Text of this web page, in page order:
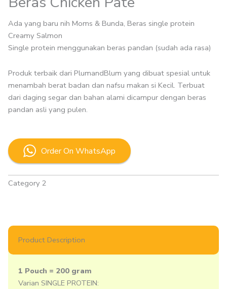
Ada yang baru nih Moms & Bunda, Beras single protein
Creamy Salmon
Single protein menggunakan beras pandan (sudah ada rasa)
Produk terbaik dari PlumandBlum yang dibuat spesial untuk
menambah berat badan dan nafsu makan si Kecil. Terbuat
dari daging segar dan bahan alami dicampur dengan beras
pandan asli yang pulen.
Order On WhatsApp
Category 2
Product Description
1 Pouch = 200 gram
Varian SINGLE PROTEIN: